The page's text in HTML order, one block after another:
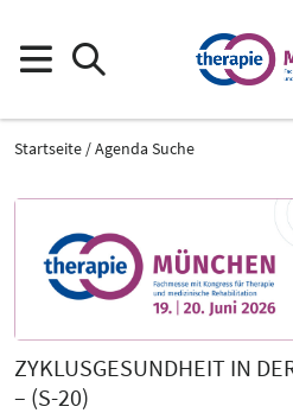
Startseite
Agenda Suche
ZYKLUSGESUNDHEIT IN
– (S-20)